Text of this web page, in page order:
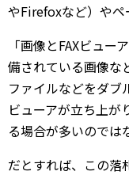
やFirefoxなど）やペ
「画像とFAXビュ
備されている画像な
ファイルなどをダブ
ビューアが立ち上が
る場合が多いのでは
だとすれば、この落